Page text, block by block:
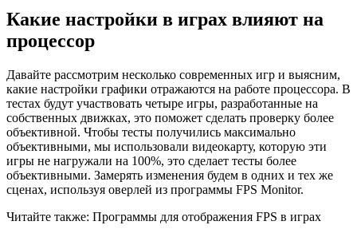
Какие настройки в играх влияют на
процессор
Давайте рассмотрим несколько современных игр и выясним,
какие настройки графики отражаются на работе процессора. В
тестах будут участвовать четыре игры, разработанные на
собственных движках, это поможет сделать проверку более
объективной. Чтобы тесты получились максимально
объективными, мы использовали видеокарту, которую эти
игры не нагружали на 100%, это сделает тесты более
объективными. Замерять изменения будем в одних и тех же
сценах, используя оверлей из программы FPS Monitor.
Читайте также: Программы для отображения FPS в играх